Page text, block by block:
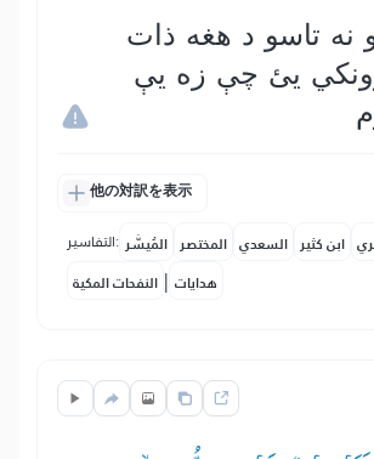
3 او نه تاسو د هغه ذات
يئ چې زه يې
他の対訳を表示
التفاسير: المُيسَّر المختصر السعدي ابن كثير
النفحات المكية | هدايات